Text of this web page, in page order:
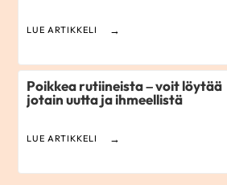
LUE ARTIKKELI
Poikkea rutiineista – voit löytää
jotain uutta ja ihmeellistä
LUE ARTIKKELI